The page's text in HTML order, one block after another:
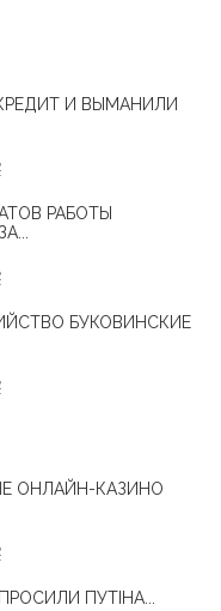
И ВЫМАНИЛИ
РАБОТЫ
БУКОВИНСКИЕ
ОНЛАЙН-КАЗИНО
ПУТІНА...